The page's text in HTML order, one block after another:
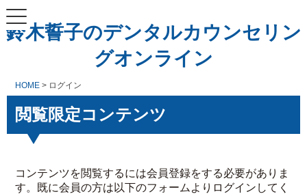
鈴木誓子のデンタルカウンセリン
グオンライン
HOME > ログイン
閲覧限定コンテンツ
コンテンツを閲覧するには会員登録をする必要がありま
す。既に会員の方は以下のフォームよりログインしてく